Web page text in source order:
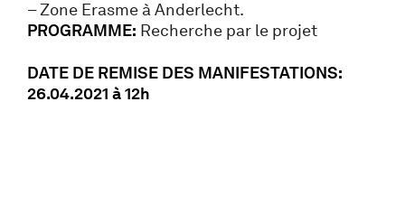
– Zone Erasme à Anderlecht.
PROGRAMME: Recherche par le projet
DATE DE REMISE DES MANIFESTATIONS:
26.04.2021 à 12h